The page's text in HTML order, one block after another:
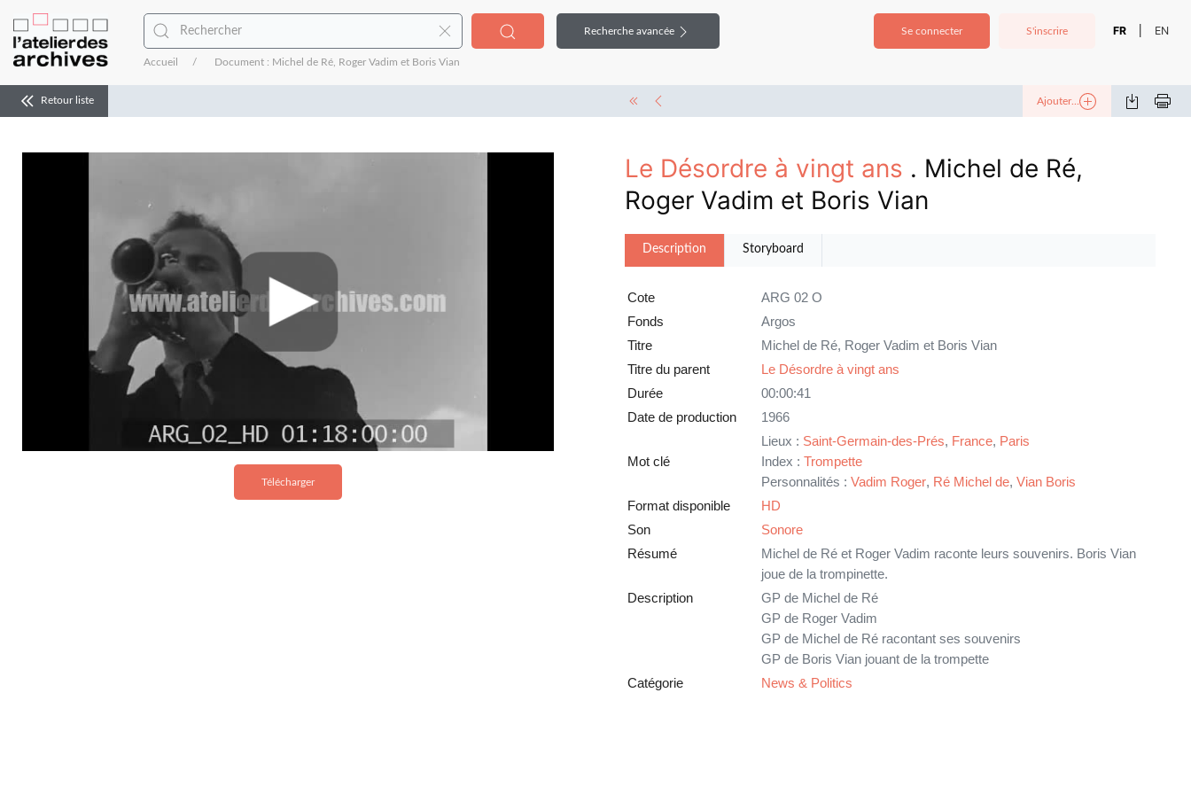
Se connecter S'inscrire FR EN
Recherche avancée
Accueil Document : Michel de Ré, Roger Vadim et Boris Vian
Retour liste Ajouter...
Télécharger
Le Désordre à vingt ans . Michel de Ré,
Roger Vadim et Boris Vian
Description Storyboard
Cote
ARG 02 O
Fonds
Argos
Titre
Michel de Ré, Roger Vadim et Boris Vian
Titre du parent
Le Désordre à vingt ans
Durée
00:00:41
Date de production
1966
Mot clé
Lieux : Saint-Germain-des-Prés, France, Paris
Index : Trompette
Personnalités : Vadim Roger, Ré Michel de, Vian Boris
Format disponible
HD
Son
Sonore
Résumé
Michel de Ré et Roger Vadim raconte leurs souvenirs. Boris Vian
joue de la trompinette.
Description
GP de Michel de Ré
GP de Roger Vadim
GP de Michel de Ré racontant ses souvenirs
GP de Boris Vian jouant de la trompette
Catégorie
News & Politics